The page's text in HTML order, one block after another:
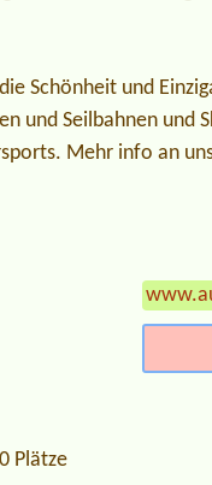
Schönheit und
und Seilbahnen und
Mehr info an
Plätze